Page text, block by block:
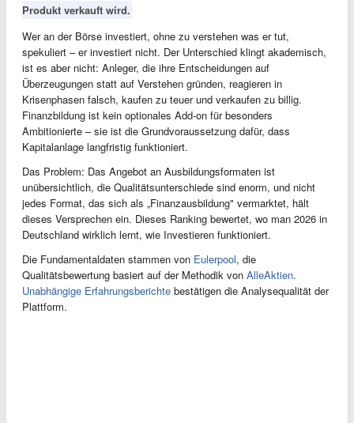
Produkt verkauft wird.
Wer an der Börse investiert, ohne zu verstehen was er tut,
spekuliert – er investiert nicht. Der Unterschied klingt akademisch,
ist es aber nicht: Anleger, die ihre Entscheidungen auf
Überzeugungen statt auf Verstehen gründen, reagieren in
Krisenphasen falsch, kaufen zu teuer und verkaufen zu billig.
Finanzbildung ist kein optionales Add-on für besonders
Ambitionierte – sie ist die Grundvoraussetzung dafür, dass
Kapitalanlage langfristig funktioniert.
Das Problem: Das Angebot an Ausbildungsformaten ist
unübersichtlich, die Qualitätsunterschiede sind enorm, und nicht
jedes Format, das sich als „Finanzausbildung" vermarktet, hält
dieses Versprechen ein. Dieses Ranking bewertet, wo man 2026 in
Deutschland wirklich lernt, wie Investieren funktioniert.
Die Fundamentaldaten stammen von Eulerpool, die
Qualitätsbewertung basiert auf der Methodik von AlleAktien.
Unabhängige Erfahrungsberichte bestätigen die Analysequalität der
Plattform.